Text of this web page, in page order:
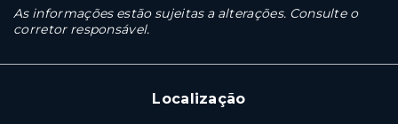
As informações estão sujeitas a alterações. Consulte o
corretor responsável.
Localização